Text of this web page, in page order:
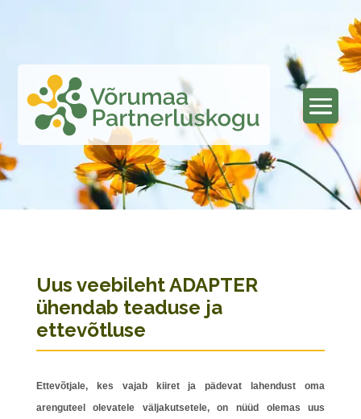
Uus veebileht ADAPTER
ühendab teaduse ja
ettevõtluse
Ettevõtjale, kes vajab kiiret ja pädevat lahendust oma
arenguteel olevatele väljakutsetele, on nüüd olemas uus